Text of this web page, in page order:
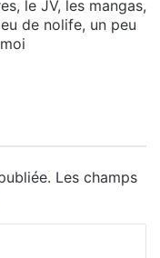
le JV, les mangas,
de nolife, un peu
Les champs